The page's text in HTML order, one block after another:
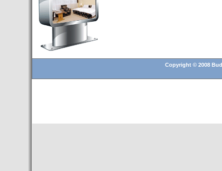
- Nuevo Hotel en Budapest
bajo la marca Exe Hotusa
BUDAPEST
Copyright © 2008